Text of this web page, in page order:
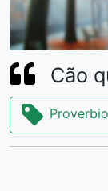
Cão